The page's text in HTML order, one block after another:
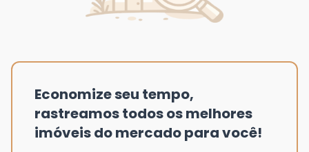
Economize seu tempo,
rastreamos todos os melhores
imóveis do mercado para você!